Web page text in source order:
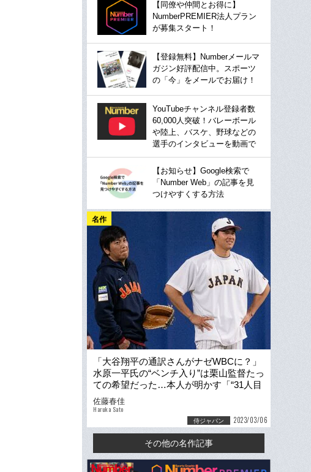
【同僚や仲間とお得に】
NumberPREMIER法人プラン
が募集スタート！
【登録無料】Numberメールマ
ガジン好評配信中。スポーツ
の「今」をメールでお届け！
YouTubeチャンネル登録者数
60,000人突破！バレーボール
や陸上、バスケ、野球などの
選手のインタビューを動画で
【お知らせ】Google検索で
「Number Web」の記事を見
つけやすくする方法
名作
「大谷翔平の通訳さんがナゼWBCに？」
水原一平氏の“ベンチ入り”は栗山監督たっ
ての希望だった…本人が明かす「“31人目
の侍”の多すぎる仕事量」
佐藤春佳
Haruka Sato
侍ジャパン 2023/03/06
その他の名作記事